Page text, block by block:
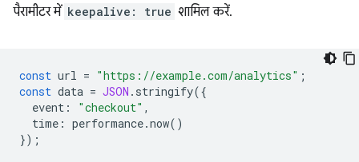
पैरामीटर में keepalive: true शामिल करें.
const url = "https://example.com/analytics" ;
const data = JSON . stringify({
event : "checkout" ,
time : performance.now()
});